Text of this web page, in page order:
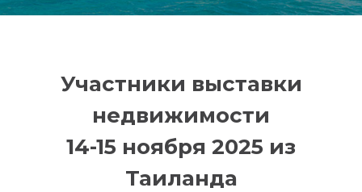
Участники выставки
недвижимости
14-15 ноября 2025 из
Таиланда